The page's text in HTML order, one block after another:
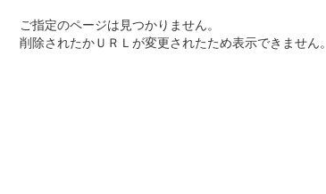
ご指定のページは見つかりません。
削除されたかＵＲＬが変更されたため表示できません。